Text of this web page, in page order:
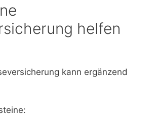
helfen
kann ergänzend